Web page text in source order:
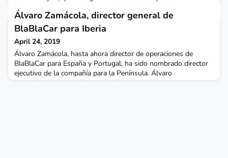
"Descubriendo a Caravaggio" . La exposición muestra como
a lo largo de la historia, el oficio del pintor ha estado vinculado
a su formación en el taller del maestro, espacios de trabajo
jerarquizado y controlado por el gremio. Los
Álvaro Zamácola, director general de
BlaBlaCar para Iberia
April 24, 2019
Álvaro Zamácola, hasta ahora director de operaciones de
BlaBlaCar para España y Portugal, ha sido nombrado director
ejecutivo de la compañía para la Península. Álvaro
estudió Administración y Dirección de Empresas en CUNEF, y